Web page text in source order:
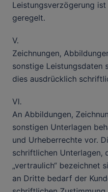
Leistungsverzögerung
geregelt.
V.
Zeichnungen,
sonstige Leistungsdaten
dies ausdrücklich
VI.
An Abbildungen,
sonstigen Unterlagen
und Urheberrechte vor.
schriftlichen Unterlagen,
„vertraulich“ bezeichnet
an Dritte bedarf der